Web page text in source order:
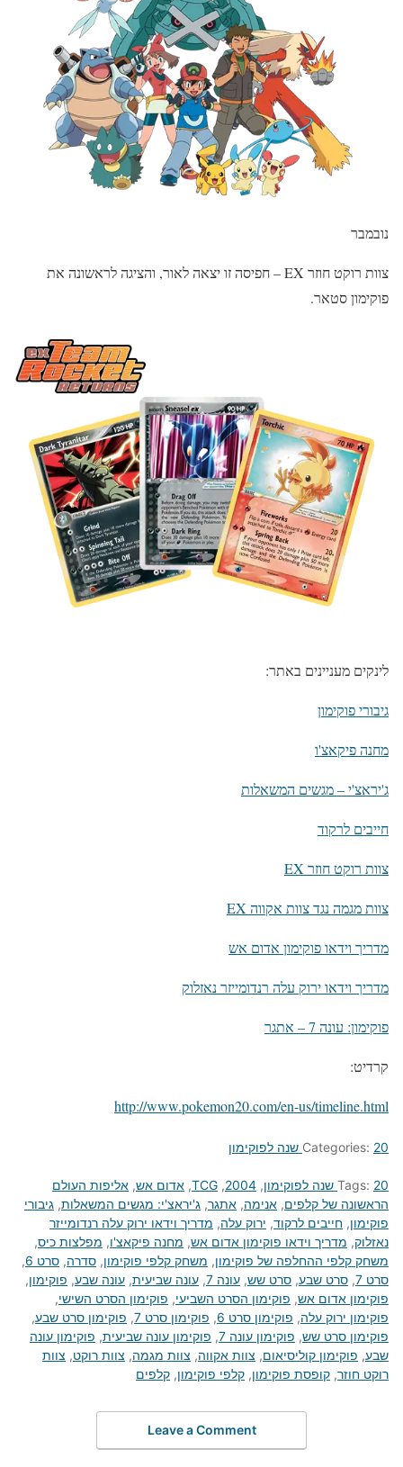
נובמבר
צוות רוקט חוזר EX – חפיסה זו יצאה לאור, והציגה לראשונה את
פוקימון סטאר.
לינקים מעניינים באתר:
גיבורי פוקימון
מחנה פיקאצ'ו
ג'יראצ'י – מגשים המשאלות
חייבים לרקוד
צוות רוקט חוזר EX
צוות מגמה נגד צוות אקווה EX
מדריך וידאו פוקימון אדום אש
מדריך וידאו ירוק עלה רנדומייזר נאזלוק
פוקימון: עונה 7 – אתגר
קרדיט:
http://www.pokemon20.com/en-us/timeline.html
Categories: 20 שנה לפוקימון
Tags: 20 שנה לפוקימון ,
2004
,
TCG
, אדום אש, אליפות העולם
הראשונה של קלפים, אנימה, אתגר, ג'יראצ'י: מגשים המשאלות, גיבורי
פוקימון, חייבים לרקוד, ירוק עלה, מדריך וידאו ירוק עלה רנדומייזר
נאזלוק, מדריך וידאו פוקימון אדום אש, מחנה פיקאצ'ו, מפלצות כיס,
משחק קלפי ההחלפה של פוקימון, משחק קלפי פוקימון, סדרה, סרט 6
,
סרט 7
, סרט שבע, סרט שש, עונה 7 , עונה שביעית, עונה שבע, פוקימון,
פוקימון אדום אש, פוקימון הסרט השביעי, פוקימון הסרט השישי,
פוקימון ירוק עלה, פוקימון סרט 6 , פוקימון סרט 7 , פוקימון סרט שבע,
פוקימון סרט שש, פוקימון עונה 7 , פוקימון עונה שביעית, פוקימון עונה
שבע, פוקימון קוליסיאום, צוות אקווה, צוות מגמה, צוות רוקט, צוות
רוקט חוזר, קופסת פוקימון, קלפי פוקימון, קלפים
Leave a Comment